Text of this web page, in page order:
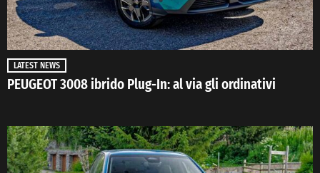
LATEST NEWS
PEUGEOT 3008 ibrido Plug-In: al via gli ordinativi